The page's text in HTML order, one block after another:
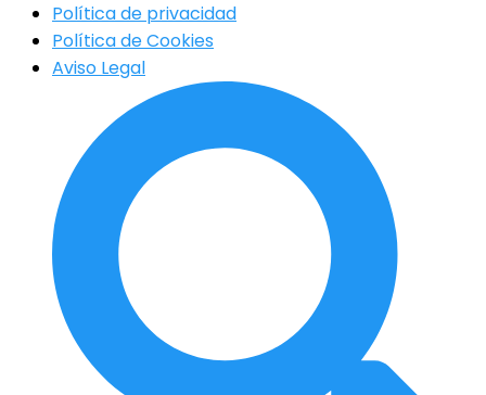
Política de privacidad
Política de Cookies
Aviso Legal